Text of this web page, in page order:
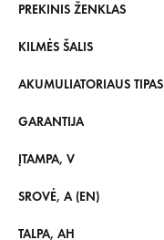
PREKINIS ŽENKLAS
KILMĖS ŠALIS
AKUMULIATORIAUS TIPAS
GARANTIJA
ĮTAMPA, V
SROVĖ, A (EN)
TALPA, AH